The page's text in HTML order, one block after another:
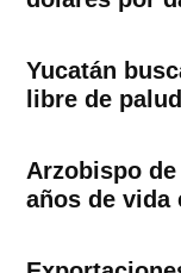
Yucatán
libre de
Arzobispo
años de vida